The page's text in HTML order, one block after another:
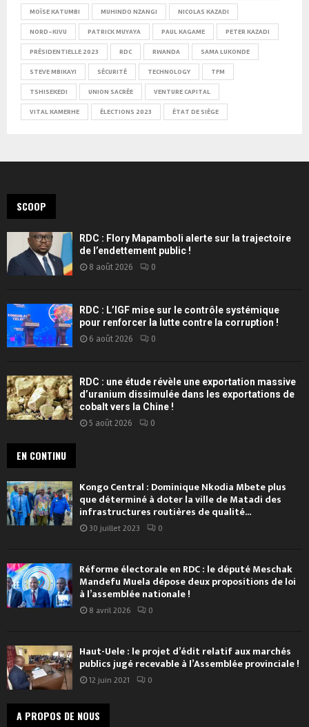
MOÏSE KATUMBI MUHINDO NZANGI NICOLAS KAZADI
NORD-KIVU PATRICK MUYAYA PAUL KAGAME PETER KAZADI
PRÉSIDENTIELLE 2023 RDC RWANDA SAMA LUKONDE
STEVE MBIKAYI SÉCURITÉ TECHNOLOGY TFM
TSHISEKEDI UNION SACRÉE VENTURE CAPITAL
VITAL KAMERHE ÉLECTIONS 2023 ÉTAT DE SIÈGE
SCOOP
RDC : Flory Mapamboli alerte sur la trajectoire
de l’endettement public !
8 août 2026 0
RDC : L’IGF mise sur le contrôle systémique
pour renforcer la lutte contre la corruption !
6 août 2026 0
RDC : une étude révèle une exportation massive
d’uranium dissimulée dans les exportations de
cobalt vers la Chine !
5 août 2026 0
EN CONTINU
Kongo Central : Dominique Nkodia Mbete plus
que déterminé à doter la ville de Matadi des
infrastructures routières de qualité...
30 juillet 2023 0
Réforme électorale en RDC : le député Meschak
Mandefu Muela dépose deux propositions de loi
à l’assemblée nationale !
8 avril 2026 0
Haut-Uele : le projet d’édit relatif aux marchés
publics jugé recevable à l’Assemblée provinciale !
12 juin 2021 0
A PROPOS DE NOUS